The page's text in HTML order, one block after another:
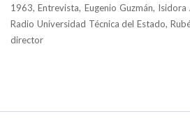
1963, Entrevista, Eugenio Guzmán, Isidora
Radio Universidad Técnica del Estado,
director